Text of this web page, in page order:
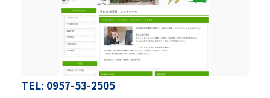
TEL: 0957-53-2505